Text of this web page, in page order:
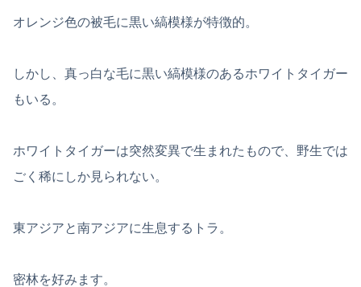
オレンジ色の被毛に黒い縞模様が特徴的。
しかし、真っ白な毛に黒い縞模様のあるホワイトタイガー
もいる。
ホワイトタイガーは突然変異で生まれたもので、野生では
ごく稀にしか見られない。
東アジアと南アジアに生息するトラ。
密林を好みます。